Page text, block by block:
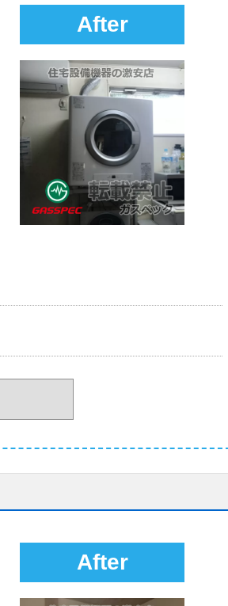
After
After